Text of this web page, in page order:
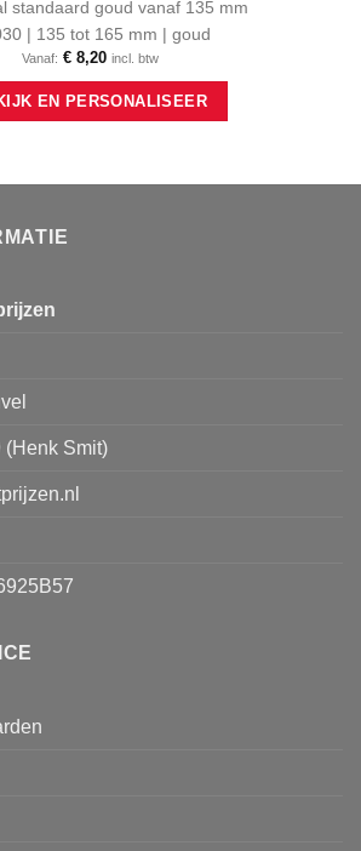
standaard goud vanaf 135 mm
| 135 tot 165 mm | goud
Vanaf: €8,20 incl. btw
EN PERSONALISEER
(Henk Smit)